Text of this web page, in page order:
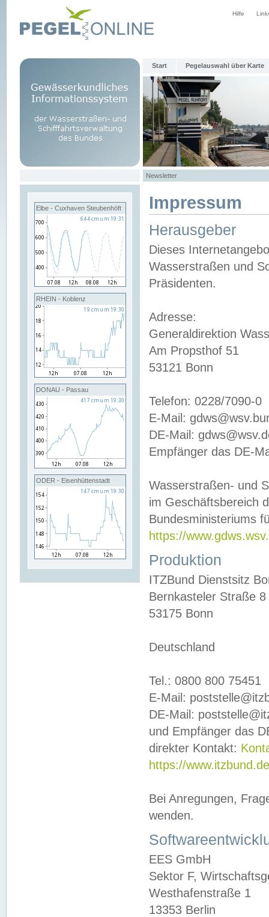
Hilfe
Start Pegelauswahl über Karte
Newsletter
Elbe - Cuxhaven Steubenhöft
RHEIN - Koblenz
DONAU - Passau
ODER - Eisenhüttenstadt
Impressum
Herausgeber
Dieses
Wasserstraßen und
Präsidenten.
Adresse:
Generaldirektion
Am Propsthof 51
53121 Bonn
Telefon: 0228/7090-0
E-Mail:
DE-Mail:
Empfänger das DE-
Wasserstraßen- und
im Geschäftsbereich
Bundesministeriums
https://
Produktion
ITZBund Dienstsitz
Bernkasteler Straße 8
53175 Bonn
Deutschland
Tel.: 0800 800 75451
E-Mail:
DE-Mail:
und Empfänger das
direkter Kontakt:
https://
Bei Anregungen,
wenden.
EES GmbH
Sektor F,
Westhafenstraße 1
13353 Berlin